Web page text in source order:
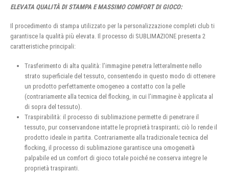
ELEVATA QUALITÀ DI STAMPA E MASSIMO COMFORT DI GIOCO:
Il procedimento di stampa utilizzato per la personalizzazione completi club ti
garantisce la qualità più elevata. Il processo di SUBLIMAZIONE presenta 2
caratteristiche principali:
Trasferimento di alta qualità: l’immagine penetra letteralmente nello
strato superficiale del tessuto, consentendo in questo modo di ottenere
un prodotto perfettamente omogeneo a contatto con la pelle
(contrariamente alla tecnica del flocking, in cui l’immagine è applicata al
di sopra del tessuto).
Traspirabilità: il processo di sublimazione permette di penetrare il
tessuto, pur conservandone intatte le proprietà traspiranti; ciò lo rende il
prodotto ideale in partita. Contrariamente alla tradizionale tecnica del
flocking, il processo di sublimazione garantisce una omogeneità
palpabile ed un comfort di gioco totale poiché ne conserva integre le
proprietà traspiranti.